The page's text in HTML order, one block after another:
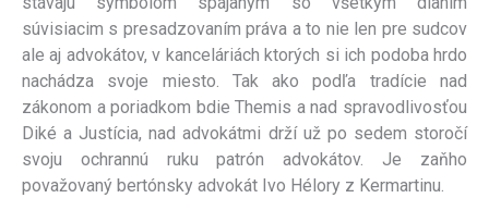
súvisiacim s presadzovaním práva a to nie len pre sudcov
ale aj advokátov, v kanceláriách ktorých si ich podoba hrdo
nachádza svoje miesto. Tak ako podľa tradície nad
zákonom a poriadkom bdie Themis a nad spravodlivosťou
Diké a Justícia, nad advokátmi drží už po sedem storočí
svoju ochrannú ruku patrón advokátov. Je zaňho
považovaný bertónsky advokát Ivo Hélory z Kermartinu.